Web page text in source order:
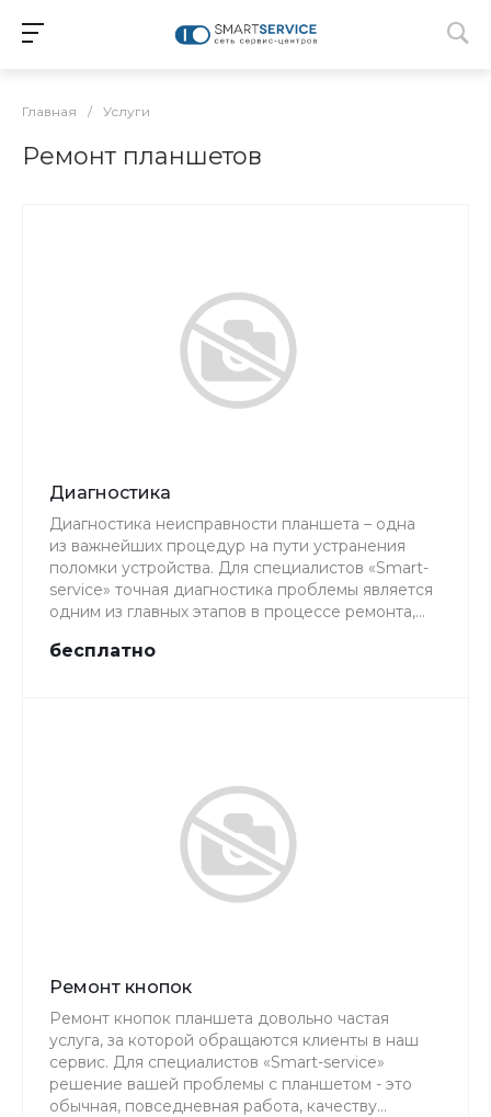
Главная / Услуги
Ремонт планшетов
Диагностика
Диагностика неисправности планшета – одна
из важнейших процедур на пути устранения
поломки устройства. Для специалистов «Smart-
service» точная диагностика проблемы является
одним из главных этапов в процессе ремонта,
очень большое внимание.
бесплатно
Ремонт кнопок
Ремонт кнопок планшета довольно частая
услуга, за которой обращаются клиенты в наш
сервис. Для специалистов «Smart-service»
решение вашей проблемы с планшетом - это
обычная, повседневная работа, качеству